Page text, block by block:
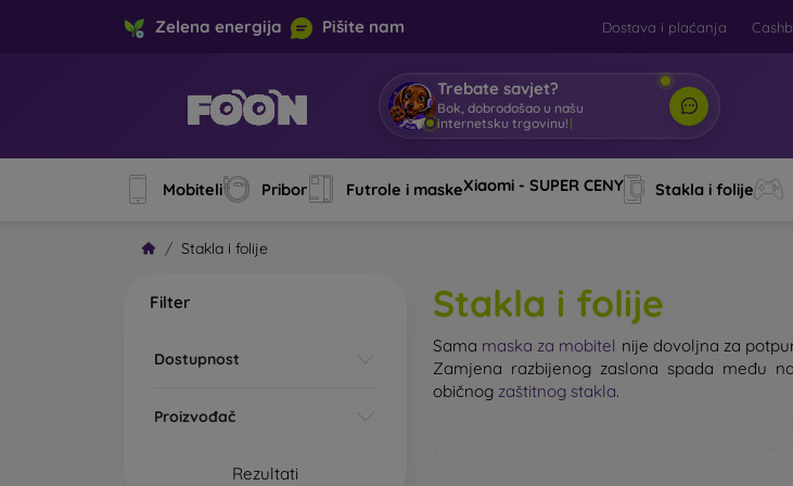
Zelena energija Pišite nam Dostava i plaćanja
Trebate savjet?
Bok, dobrodošao u našu
internetsku trgovinu! |
Mobiteli Pribor Futrole i maskeXiaomi - SUPER CENY Stakla i folije
Stakla i folije
Filter
Dostupnost
Proizvođač
Rezultati
Stakla i folije
Sama maska za mobitel nije dovoljna za
Zamjena razbijenog zaslona spada među
običnog zaštitnog stakla.
kaljenog stakla ne treba podcjenjivati. Što je